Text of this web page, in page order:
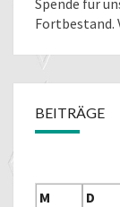
Spende für
Fortbestand.
BEITRÄGE
M
D